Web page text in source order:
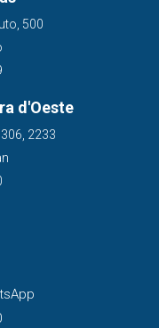
500
d'Oeste
2233